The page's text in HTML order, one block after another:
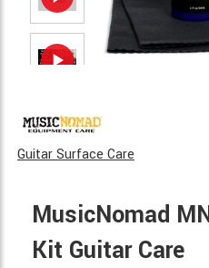
Guitar Surface Care
MusicNomad
Kit Guitar Care